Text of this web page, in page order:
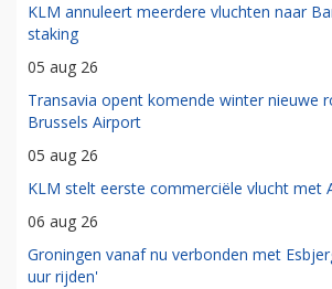
KLM annuleert meerdere vluchten naar
staking
05 aug 26
Transavia opent komende winter nieuwe
Brussels Airport
05 aug 26
KLM stelt eerste commerciële vlucht met
06 aug 26
Groningen vanaf nu verbonden met
uur rijden'